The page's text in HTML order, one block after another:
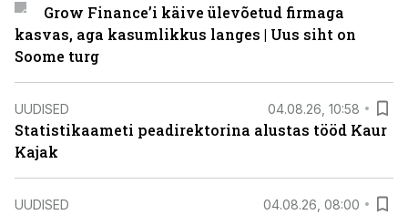
Grow Finance’i käive ülevõetud firmaga
kasvas, aga kasumlikkus langes | Uus siht on
Soome turg
UUDISED 04.08.26, 10:58
Statistikaameti peadirektorina alustas tööd Kaur
Kajak
UUDISED 04.08.26, 08:00